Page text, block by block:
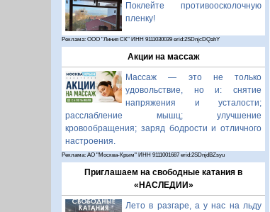
Поклейте противоосколочную
пленку!
Реклама: ООО "Линия СК" ИНН 9111030039 erid:2SDnjcDQahY
Акции на массаж
Массаж — это не только
удовольствие, но и: снятие
напряжения и усталости;
расслабление мышц; улучшение
кровообращения; заряд бодрости и отличного
настроения.
Реклама: АО "Москва-Крым" ИНН 9111001687 erid:2SDnjdBZsyu
Приглашаем на свободные катания в
«НАСЛЕДИИ»
Лето в разгаре, а у нас на льду